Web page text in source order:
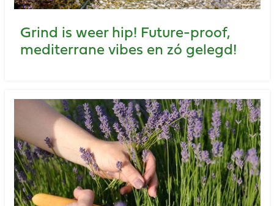
Grind is weer hip! Future-proof,
mediterrane vibes en zó gelegd!